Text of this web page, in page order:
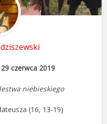
czerwca 2019
niebieskiego
(16, 13-19)